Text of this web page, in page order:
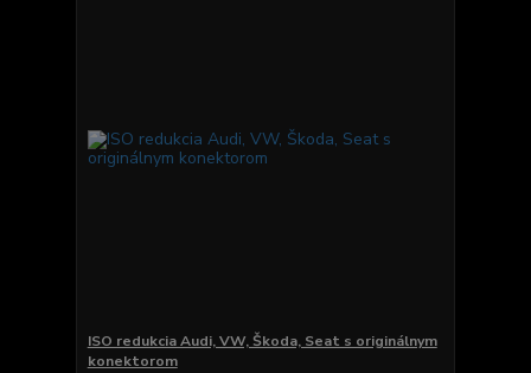
ISO redukcia Audi, VW, Škoda, Seat s originálnym
konektorom